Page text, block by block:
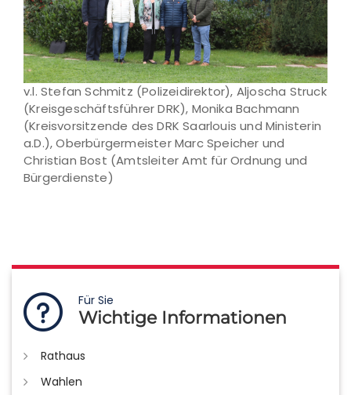
v.l. Stefan Schmitz (Polizeidirektor), Aljoscha Struck
(Kreisgeschäftsführer DRK), Monika Bachmann
(Kreisvorsitzende des DRK Saarlouis und Ministerin
a.D.), Oberbürgermeister Marc Speicher und
Christian Bost (Amtsleiter Amt für Ordnung und
Bürgerdienste)
Für Sie
Wichtige Informationen
Rathaus
Wahlen